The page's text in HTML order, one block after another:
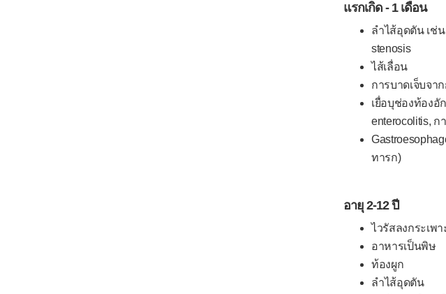
แรกเกิด - 1 เดือน
ลำไส้อุดตัน เช่น
stenosis
ไส้เลื่อน
การบาดเจ็บจา
เยื่อบุช่องท้องอั
enterocolitis,
ทารก)
อายุ 2-12 ปี
ไวรัสลงกระเพา
อาหารเป็นพิษ
ท้องผูก
ลำไส้อุดตัน